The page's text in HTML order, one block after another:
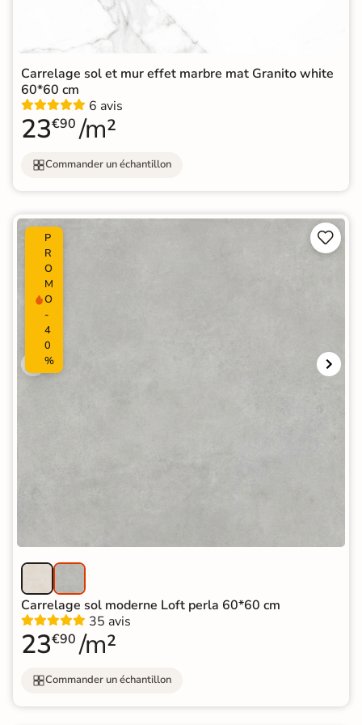
Carrelage sol et mur effet marbre mat Granito white
60*60 cm
6 avis
23€90 /m²
Commander un échantillon
P
R
O
M
O
-
4
0
%


Carrelage sol moderne Loft perla 60*60 cm
35 avis
23€90 /m²
Commander un échantillon